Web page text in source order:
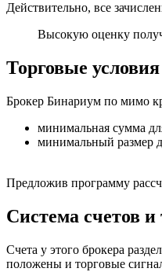
Действительно, все
Высокую оценку
Торговые условия
Брокер Бинариум по мимо
минимальная сумма
минимальный размер
Предложив программу
Система счетов
Счета у этого брокера
положены и торговые